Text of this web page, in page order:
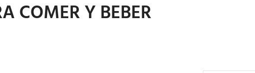
COMER Y BEBER